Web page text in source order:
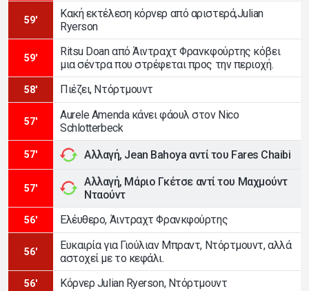
59'
Κακή εκτέλεση κόρνερ από αριστερά,Julian
Ryerson
59'
Ritsu Doan από Άιντραχτ Φρανκφούρτης κόβει
μια σέντρα που στρέφεται προς την περιοχή.
58' Πιέζει, Ντόρτμουντ
57'
Aurele Amenda κάνει φάουλ στον Nico
Schlotterbeck
57' Αλλαγή, Jean Bahoya αντί του Fares Chaibi
57'
Αλλαγή, Μάριο Γκέτσε αντί του Μαχμούντ
Νταούντ
56' Ελέυθερο, Άιντραχτ Φρανκφούρτης
56'
Ευκαιρία για Γιούλιαν Μπραντ, Ντόρτμουντ, αλλά
αστοχεί με το κεφάλι.
56' Κόρνερ Julian Ryerson, Ντόρτμουντ